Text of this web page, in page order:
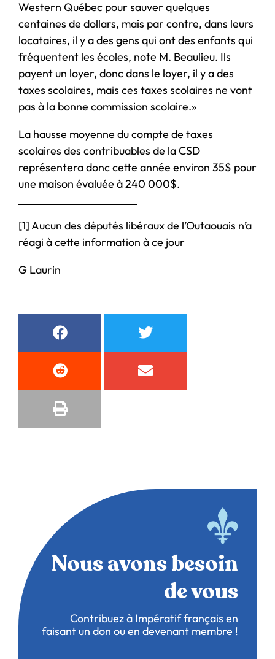
Western Québec pour sauver quelques
centaines de dollars, mais par contre, dans leurs
locataires, il y a des gens qui ont des enfants qui
fréquentent les écoles, note M. Beaulieu. Ils
payent un loyer, donc dans le loyer, il y a des
taxes scolaires, mais ces taxes scolaires ne vont
pas à la bonne commission scolaire.»
La hausse moyenne du compte de taxes
scolaires des contribuables de la CSD
représentera donc cette année environ 35$ pour
une maison évaluée à 240 000$.
[1] Aucun des députés libéraux de l’Outaouais n’a
réagi à cette information à ce jour
G Laurin
Nous avons besoin
de vous
Contribuez à Impératif français en
faisant un don ou en devenant membre !